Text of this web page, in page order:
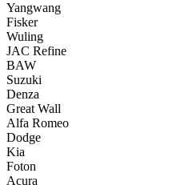
Yangwang
Fisker
Wuling
JAC Refine
BAW
Suzuki
Denza
Great Wall
Alfa Romeo
Dodge
Kia
Foton
Acura